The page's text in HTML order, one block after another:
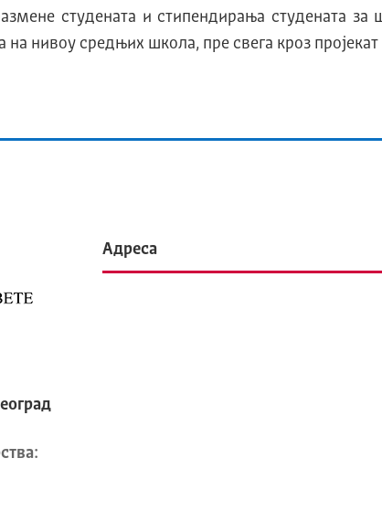
студената и стипендирања студената за
нивоу средњих школа, пре свега кроз
Адреса